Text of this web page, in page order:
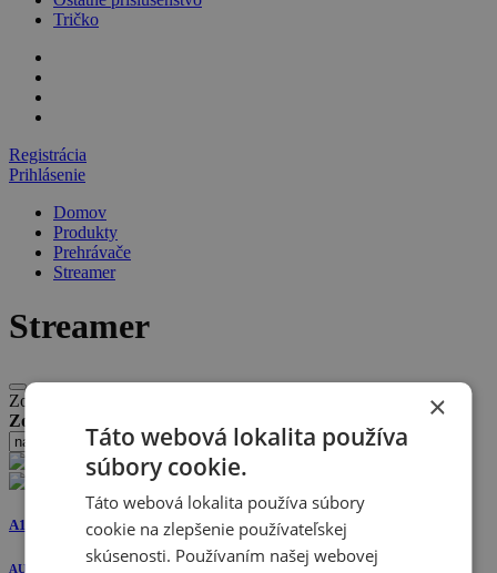
Tričko
Registrácia
Prihlásenie
Domov
Produkty
Prehrávače
Streamer
Streamer
Zobrazujeme 1 - 12 produktov z 30
Zoradiť:
A1 15th Anniversary
AURENDER
×
Táto webová lokalita používa
súbory cookie.
Táto webová lokalita používa súbory
cookie na zlepšenie používateľskej
skúsenosti. Používaním našej webovej